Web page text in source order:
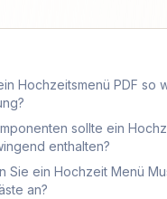
Hochzeitsmenü PDF so
sollte ein
enthalten?
Sie ein Hochzeit Menü
an?